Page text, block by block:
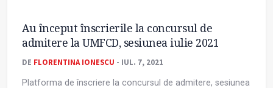
Au început înscrierile la concursul de
admitere la UMFCD, sesiunea iulie 2021
DE FLORENTINA IONESCU - IUL. 7, 2021
Platforma de înscriere la concursul de admitere, sesiunea